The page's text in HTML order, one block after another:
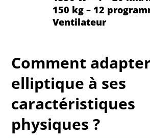
150 kg – 12
Ventilateur
Comment
elliptique à ses
caractéristiques
physiques ?